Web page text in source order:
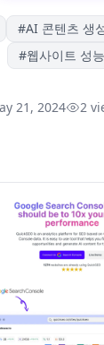
#AI 콘텐츠 생
#웹사이트 성
21, 2024 2